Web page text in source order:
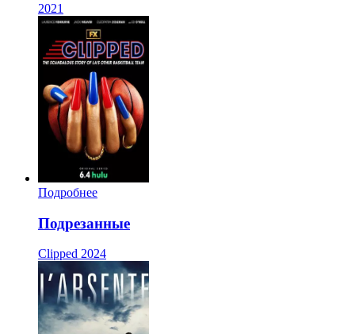
2021
Подробнее
Подрезанные
Clipped 2024